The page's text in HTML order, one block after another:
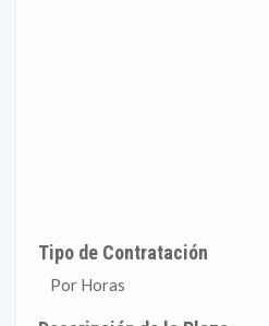
Tipo de Contratación
Por Horas